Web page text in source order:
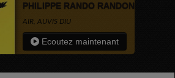
PHILIPPE RANDO RANDONNEIX
AIR, AUVIS DIU
Ecoutez maintenant